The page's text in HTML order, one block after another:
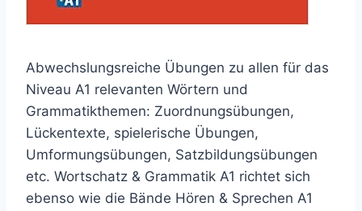
Abwechslungsreiche Übungen zu allen für das
Niveau A1 relevanten Wörtern und
Grammatikthemen: Zuordnungsübungen,
Lückentexte, spielerische Übungen,
Umformungsübungen, Satzbildungsübungen
etc. Wortschatz & Grammatik A1 richtet sich
ebenso wie die Bände Hören & Sprechen A1